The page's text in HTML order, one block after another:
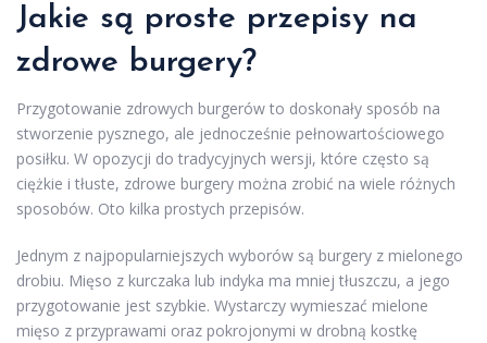
Jakie są proste przepisy na
zdrowe burgery?
Przygotowanie zdrowych burgerów to doskonały sposób na
stworzenie pysznego, ale jednocześnie pełnowartościowego
posiłku. W opozycji do tradycyjnych wersji, które często są
ciężkie i tłuste, zdrowe burgery można zrobić na wiele różnych
sposobów. Oto kilka prostych przepisów.
Jednym z najpopularniejszych wyborów są burgery z mielonego
drobiu. Mięso z kurczaka lub indyka ma mniej tłuszczu, a jego
przygotowanie jest szybkie. Wystarczy wymieszać mielone
mięso z przyprawami oraz pokrojonymi w drobną kostkę